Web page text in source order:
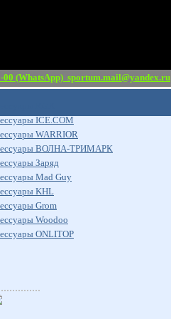
00 (WhatsApp) sportum.mail@yandex.ru
ICE.COM
WARRIOR
ВОЛНА-ТРИМАРК
Заряд
Mad Guy
KHL
Grom
Woodoo
ONLITOP